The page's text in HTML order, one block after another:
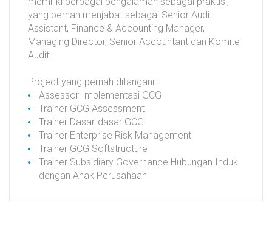
yang pernah menjabat sebagai Senior Audit
Assistant, Finance & Accounting Manager,
Managing Director, Senior Accountant dan Komite
Audit.
Project yang pernah ditangani :
Assessor Implementasi GCG
Trainer GCG Assessment
Trainer Dasar-dasar GCG
Trainer Enterprise Risk Management
Trainer GCG Softstructure
Trainer Subsidiary Governance Hubungan Induk
dengan Anak Perusahaan